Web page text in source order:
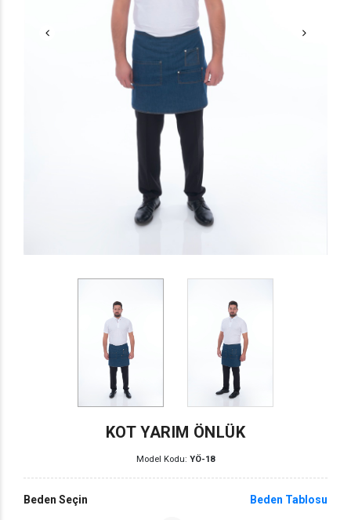
KOT YARIM ÖNLÜK
Model Kodu: YÖ-18
Beden Seçin Beden Tablosu